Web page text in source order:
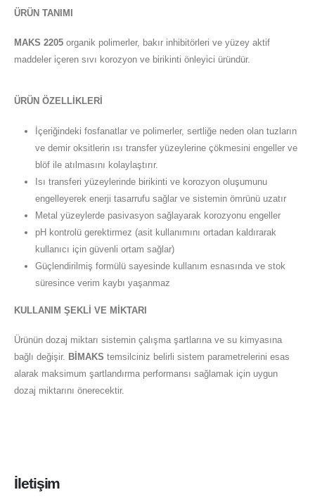
ÜRÜN TANIMI
MAKS 2205 organik polimerler, bakır inhibitörleri ve yüzey aktif
maddeler içeren sıvı korozyon ve birikinti önleyici üründür.
ÜRÜN ÖZELLİKLERİ
İçeriğindeki fosfanatlar ve polimerler, sertliğe neden olan tuzların
ve demir oksitlerin ısı transfer yüzeylerine çökmesini engeller ve
blöf ile atılmasını kolaylaştırır.
Isı transferi yüzeylerinde birikinti ve korozyon oluşumunu
engelleyerek enerji tasarrufu sağlar ve sistemin ömrünü uzatır
Metal yüzeylerde pasivasyon sağlayarak korozyonu engeller
pH kontrolü gerektirmez (asit kullanımını ortadan kaldırarak
kullanıcı için güvenli ortam sağlar)
Güçlendirilmiş formülü sayesinde kullanım esnasında ve stok
süresince verim kaybı yaşanmaz
KULLANIM ŞEKLİ VE MİKTARI
Ürünün dozaj miktarı sistemin çalışma şartlarına ve su kimyasına
bağlı değişir. BİMAKS temsilciniz belirli sistem parametrelerini esas
alarak maksimum şartlandırma performansı sağlamak için uygun
dozaj miktarını önerecektir.
İletişim